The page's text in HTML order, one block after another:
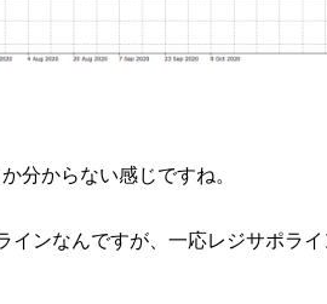
分からない感じですね。
インなんですが、一応レジサポライ